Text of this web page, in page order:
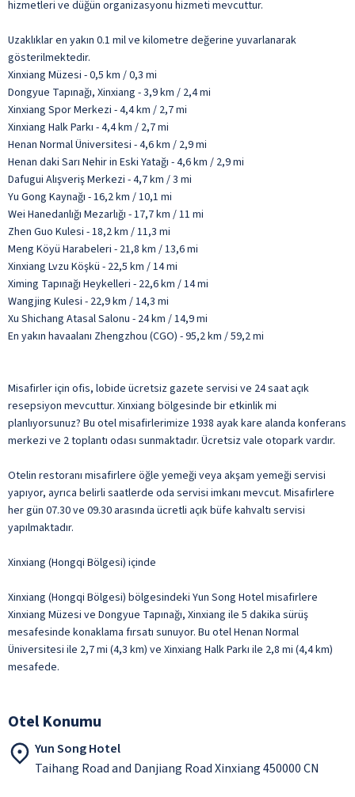
hizmetleri ve düğün organizasyonu hizmeti mevcuttur.
Uzaklıklar en yakın 0.1 mil ve kilometre değerine yuvarlanarak
gösterilmektedir.
Xinxiang Müzesi - 0,5 km / 0,3 mi
Dongyue Tapınağı, Xinxiang - 3,9 km / 2,4 mi
Xinxiang Spor Merkezi - 4,4 km / 2,7 mi
Xinxiang Halk Parkı - 4,4 km / 2,7 mi
Henan Normal Üniversitesi - 4,6 km / 2,9 mi
Henan daki Sarı Nehir in Eski Yatağı - 4,6 km / 2,9 mi
Dafugui Alışveriş Merkezi - 4,7 km / 3 mi
Yu Gong Kaynağı - 16,2 km / 10,1 mi
Wei Hanedanlığı Mezarlığı - 17,7 km / 11 mi
Zhen Guo Kulesi - 18,2 km / 11,3 mi
Meng Köyü Harabeleri - 21,8 km / 13,6 mi
Xinxiang Lvzu Köşkü - 22,5 km / 14 mi
Ximing Tapınağı Heykelleri - 22,6 km / 14 mi
Wangjing Kulesi - 22,9 km / 14,3 mi
Xu Shichang Atasal Salonu - 24 km / 14,9 mi
En yakın havaalanı Zhengzhou (CGO) - 95,2 km / 59,2 mi
Misafirler için ofis, lobide ücretsiz gazete servisi ve 24 saat açık
resepsiyon mevcuttur. Xinxiang bölgesinde bir etkinlik mi
planlıyorsunuz? Bu otel misafirlerimize 1938 ayak kare alanda konferans
merkezi ve 2 toplantı odası sunmaktadır. Ücretsiz vale otopark vardır.
Otelin restoranı misafirlere öğle yemeği veya akşam yemeği servisi
yapıyor, ayrıca belirli saatlerde oda servisi imkanı mevcut. Misafirlere
her gün 07.30 ve 09.30 arasında ücretli açık büfe kahvaltı servisi
yapılmaktadır.
Xinxiang (Hongqi Bölgesi) içinde
Xinxiang (Hongqi Bölgesi) bölgesindeki Yun Song Hotel misafirlere
Xinxiang Müzesi ve Dongyue Tapınağı, Xinxiang ile 5 dakika sürüş
mesafesinde konaklama fırsatı sunuyor. Bu otel Henan Normal
Üniversitesi ile 2,7 mi (4,3 km) ve Xinxiang Halk Parkı ile 2,8 mi (4,4 km)
mesafede.
Otel Konumu
Yun Song Hotel
Taihang Road and Danjiang Road Xinxiang 450000 CN